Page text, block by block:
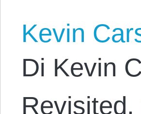
Kevin
Di Kevin
Revisited,